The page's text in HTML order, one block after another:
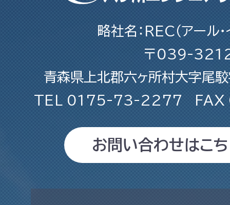
略社名：REC（アール・
〒039-
青森県上北郡六ヶ所村大字
TEL 0175-73-2277 FAX
お問い合わせはこ